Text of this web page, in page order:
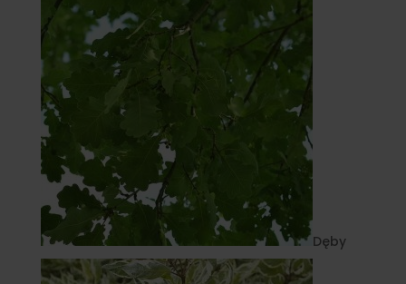
Dęby